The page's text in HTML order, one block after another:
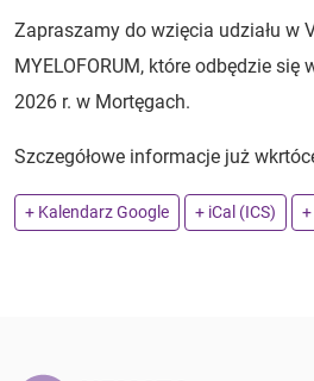
Zapraszamy do wzięcia udziału w
MYELOFORUM, które odbędzie
2026 r. w Mortęgach.
Szczegółowe informacje już
+ Kalendarz Google + iCal (ICS)